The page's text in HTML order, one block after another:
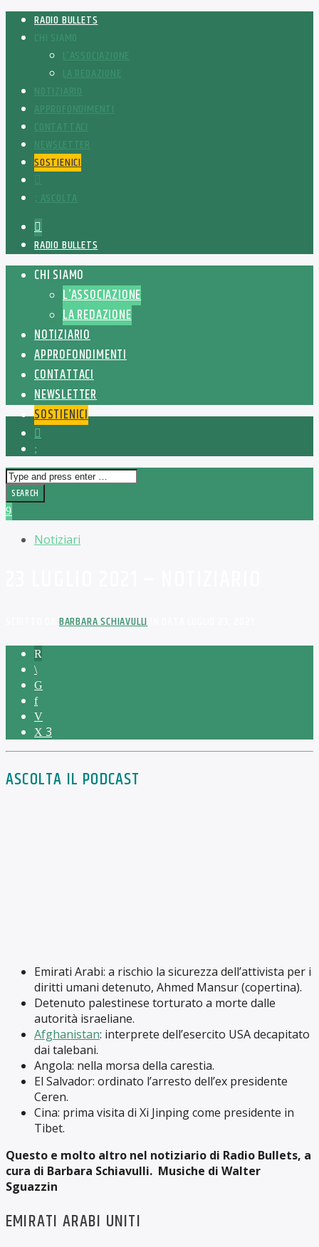
RADIO BULLETS
CHI SIAMO
L’ASSOCIAZIONE
LA REDAZIONE
NOTIZIARIO
APPROFONDIMENTI
CONTATTACI
NEWSLETTER
SOSTIENICI
ASCOLTA
RADIO BULLETS
CHI SIAMO
L’ASSOCIAZIONE
LA REDAZIONE
NOTIZIARIO
APPROFONDIMENTI
CONTATTACI
NEWSLETTER
SOSTIENICI
Notiziari
SCRITTO DABARBARA SCHIAVULLIIN DATA LUGLIO 23, 2021
3
ASCOLTA IL PODCAST
Emirati Arabi: a rischio la sicurezza dell’attivista per i
diritti umani detenuto, Ahmed Mansur (copertina).
Detenuto palestinese torturato a morte dalle
autorità israeliane.
Afghanistan: interprete dell’esercito USA decapitato
dai talebani.
Angola: nella morsa della carestia.
El Salvador: ordinato l’arresto dell’ex presidente
Ceren.
Cina: prima visita di Xi Jinping come presidente in
Tibet.
Questo e molto altro nel notiziario di Radio Bullets, a
cura di Barbara Schiavulli. Musiche di Walter
Sguazzin
EMIRATI ARABI UNITI